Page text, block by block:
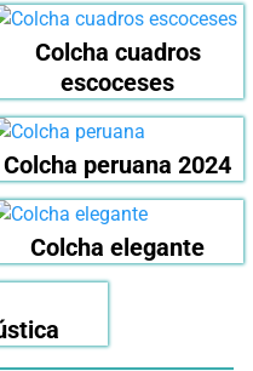
Colcha cuadros
escoceses
Colcha peruana 2024
Colcha elegante